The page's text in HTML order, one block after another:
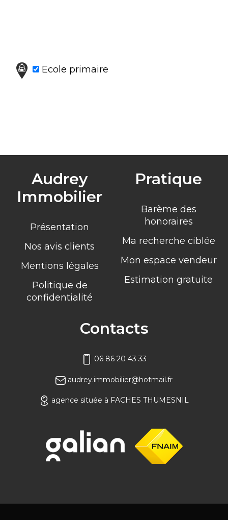
Ecole primaire
Audrey
Immobilier
Présentation
Nos avis clients
Mentions légales
Politique de
confidentialité
Pratique
Barème des
honoraires
Ma recherche ciblée
Mon espace vendeur
Estimation gratuite
Contacts
06 86 20 43 33
audrey.immobilier@hotmail.fr
agence située à FACHES THUMESNIL